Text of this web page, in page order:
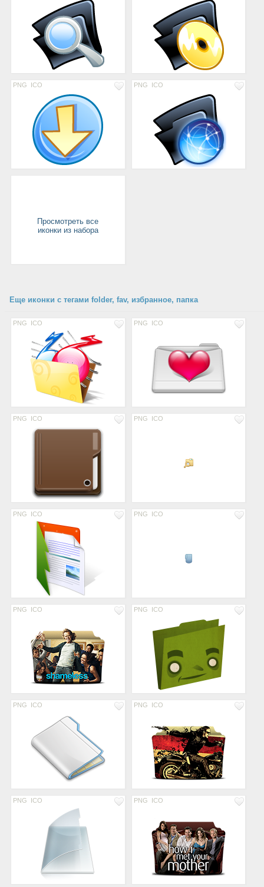
PNG ICO PNG ICO
Просмотреть все
иконки из набора
Еще иконки с тегами folder, fav, избранное, папка
PNG ICO PNG ICO
PNG ICO PNG ICO
PNG ICO PNG ICO
PNG ICO PNG ICO
PNG ICO PNG ICO
PNG ICO PNG ICO